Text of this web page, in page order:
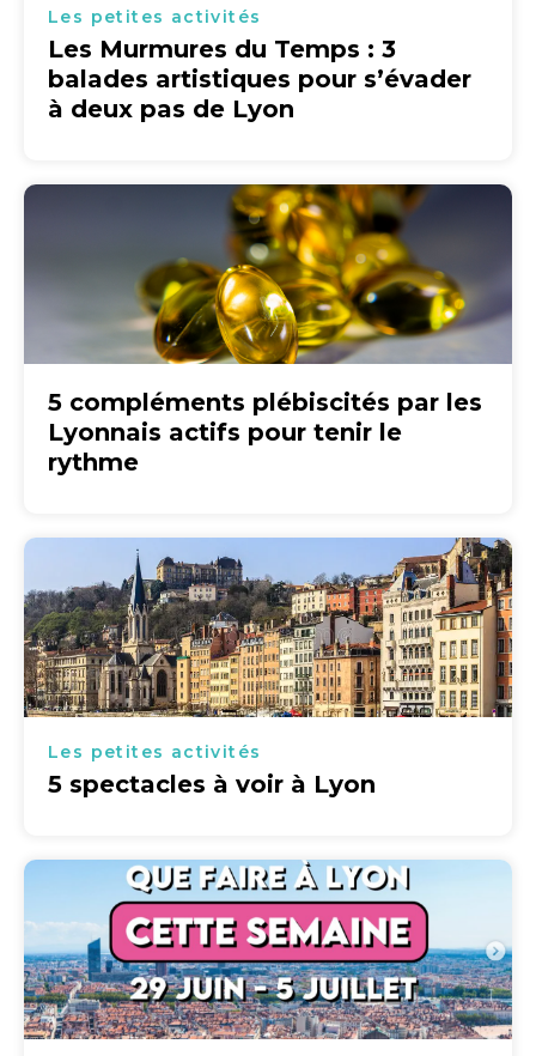
Les petites activités
Les Murmures du Temps : 3
balades artistiques pour s’évader
à deux pas de Lyon
5 compléments plébiscités par les
Lyonnais actifs pour tenir le
rythme
Les petites activités
5 spectacles à voir à Lyon